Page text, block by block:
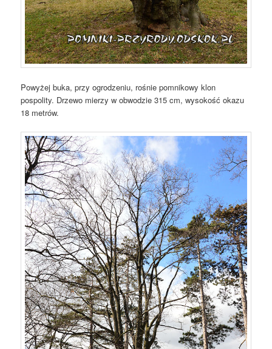
Powyżej buka, przy ogrodzeniu, rośnie pomnikowy klon
pospolity. Drzewo mierzy w obwodzie 315 cm, wysokość okazu
18 metrów.